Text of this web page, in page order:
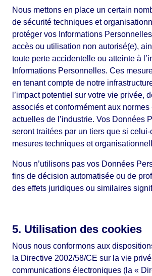
Nous mettons en place un certain
de sécurité techniques et
protéger vos Informations
accès ou utilisation non autorisé(e),
toute perte accidentelle ou atteinte à
Informations Personnelles. Ces
en tenant compte de notre
l’impact potentiel sur votre vie privée,
associés et conformément aux normes
actuelles de l’industrie. Vos Données
seront traitées par un tiers que si
mesures techniques et
Nous n’utilisons pas vos Données
fins de décision automatisée ou de
des effets juridiques ou similaires
5. Utilisation des cookies
Nous nous conformons aux
la Directive 2002/58/CE sur la vie
communications électroniques (la «